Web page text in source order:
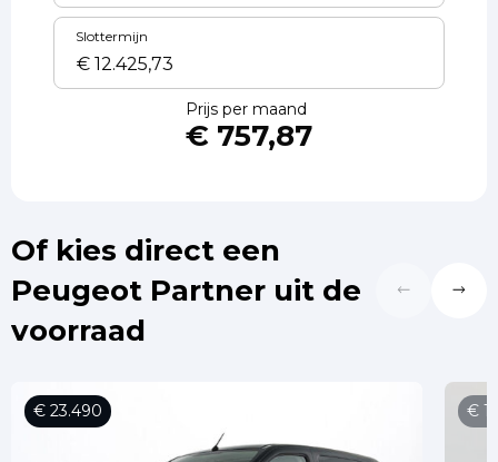
Slottermijn
Prijs per maand
€ 757,87
Of kies direct een
Peugeot Partner uit de
voorraad
€ 23.490 €